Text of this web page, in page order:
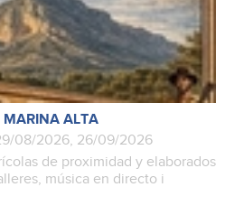
MARINA ALTA
08/2026, 26/09/2026
de proximidad y elaborados
música en directo i